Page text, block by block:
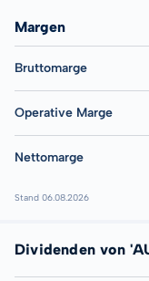
Margen
Bruttomarge
Operative Marge
Nettomarge
Stand 06.08.2026
Dividenden von